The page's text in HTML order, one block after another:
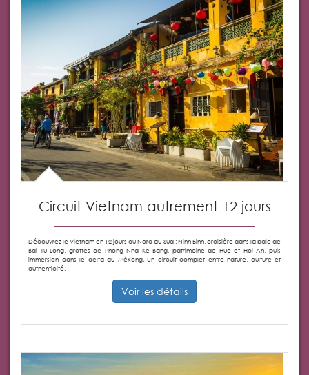
Circuit Vietnam autrement 12 jours
Découvrez le Vietnam en 12 jours du Nord au Sud : Ninh Binh, croisière dans la baie de
Bai Tu Long, grottes de Phong Nha Ke Bang, patrimoine de Hue et Hoi An, puis
immersion dans le delta du Mékong. Un circuit complet entre nature, culture et
authenticité.
Voir les détails